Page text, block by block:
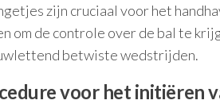
zijn cruciaal voor het
om de controle over de bal te
betwiste wedstrijden.
voor het initiëren